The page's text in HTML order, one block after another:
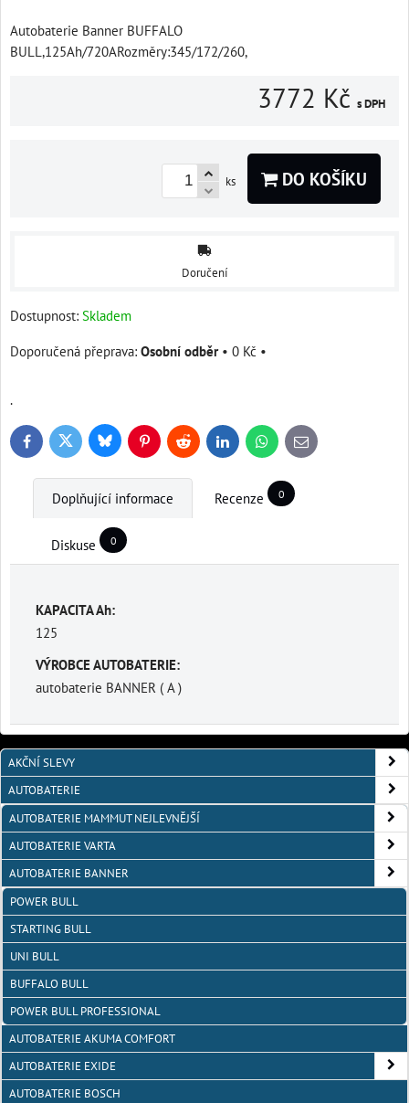
Autobaterie Banner BUFFALO
BULL,125Ah/720ARozměry:345/172/260,
3772 Kč s DPH
ks DO KOŠÍKU
Doručení
Dostupnost: Skladem
Osobní odběr • 0 Kč •
.
FacebookTwitter BlueskyPinterestReddit LinkedInWhatsApp
E-
mail
Doplňující informace Recenze 0
Diskuse 0
KAPACITA Ah:
125
VÝROBCE AUTOBATERIE:
autobaterie BANNER ( A )
AKČNÍ SLEVY
AUTOBATERIE
AUTOBATERIE MAMMUT NEJLEVNĚJŠÍ
AUTOBATERIE VARTA
AUTOBATERIE BANNER
POWER BULL
STARTING BULL
UNI BULL
BUFFALO BULL
POWER BULL PROFESSIONAL
AUTOBATERIE AKUMA COMFORT
AUTOBATERIE EXIDE
AUTOBATERIE BOSCH